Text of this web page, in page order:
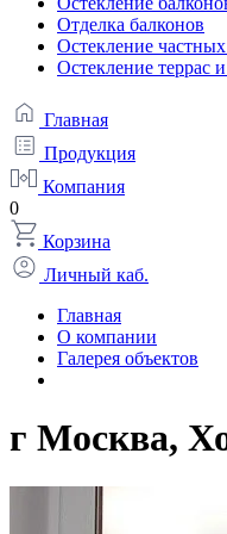
Отделка балконов
Остекление
Остекление террас
Главная
Продукция
Компания
0
Корзина
Личный каб.
Главная
О компании
Галерея объектов
г Москва,